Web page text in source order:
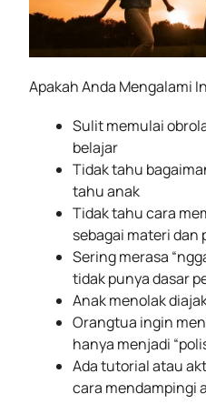
Apakah Anda Mengalami
Sulit memulai
belajar
Tidak tahu
tahu anak
Tidak tahu cara
sebagai materi dan
Sering merasa
tidak punya dasar
Anak menolak
Orangtua ingin
hanya menjadi
Ada tutorial atau
cara mendampingi